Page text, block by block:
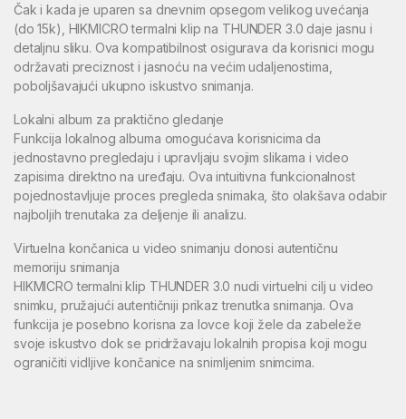
Čak i kada je uparen sa dnevnim opsegom velikog uvećanja
(do 15k), HIKMICRO termalni klip na THUNDER 3.0 daje jasnu i
detaljnu sliku. Ova kompatibilnost osigurava da korisnici mogu
održavati preciznost i jasnoću na većim udaljenostima,
poboljšavajući ukupno iskustvo snimanja.
Lokalni album za praktično gledanje
Funkcija lokalnog albuma omogućava korisnicima da
jednostavno pregledaju i upravljaju svojim slikama i video
zapisima direktno na uređaju. Ova intuitivna funkcionalnost
pojednostavljuje proces pregleda snimaka, što olakšava odabir
najboljih trenutaka za deljenje ili analizu.
Virtuelna končanica u video snimanju donosi autentičnu
memoriju snimanja
HIKMICRO termalni klip THUNDER 3.0 nudi virtuelni cilj u video
snimku, pružajući autentičniji prikaz trenutka snimanja. Ova
funkcija je posebno korisna za lovce koji žele da zabeleže
svoje iskustvo dok se pridržavaju lokalnih propisa koji mogu
ograničiti vidljive končanice na snimljenim snimcima.